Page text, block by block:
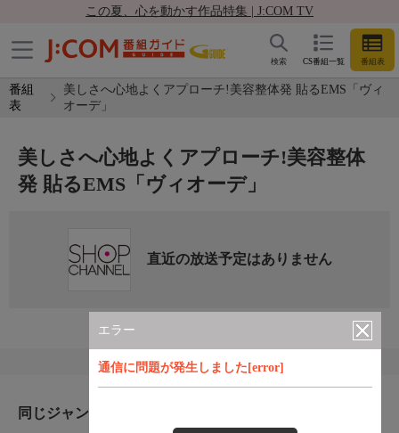
この夏、心を動かす作品特集 | J:COM TV
CS番組一覧 番組表
検索
番組
表
美しさへ心地よくアプローチ!美容整体発 貼るEMS「ヴィ
オーデ」
エラー
通信に問題が発生しました[error]
美しさへ心地よくアプローチ!美容整体
発 貼るEMS「ヴィオーデ」
直近の放送予定はありません
同じジャンルのおすすめ番組